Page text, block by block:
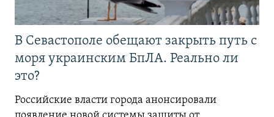
В Севастополе обещают закрыть путь с
моря украинским БпЛА. Реально ли
это?
Российские власти города анонсировали